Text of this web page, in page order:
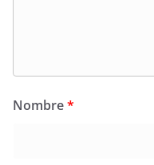
Nombre*